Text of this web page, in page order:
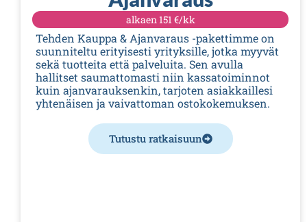
alkaen151 €/kk
Tehden Kauppa & Ajanvaraus -pakettimme on
suunniteltu erityisesti yrityksille, jotka myyvät
sekä tuotteita että palveluita. Sen avulla
hallitset saumattomasti niin kassatoiminnot
kuin ajanvarauksenkin, tarjoten asiakkaillesi
yhtenäisen ja vaivattoman ostokokemuksen.
Tutustu ratkaisuun